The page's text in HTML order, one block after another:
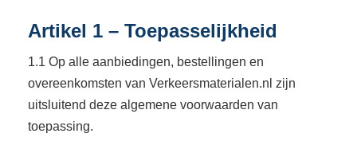
Artikel 1 – Toepasselijkheid
1.1 Op alle aanbiedingen, bestellingen en
overeenkomsten van Verkeersmaterialen.nl zijn
uitsluitend deze algemene voorwaarden van
toepassing.